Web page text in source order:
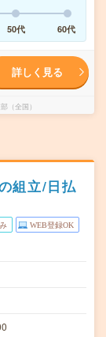
50代 60代
詳しく見る
（全国）
組立/日払
WEB登録OK